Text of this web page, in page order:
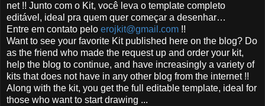
net !! Junto com o Kit, você leva o template completo
editável, ideal pra quem quer começar a desenhar…
Entre em contato pelo erojkit@gmail.com !!
Want to see your favorite Kit published here on the blog? Do
as the friend who made the request up and order your kit,
help the blog to continue, and have increasingly a variety of
kits that does not have in any other blog from the internet !!
Along with the kit, you get the full editable template, ideal for
those who want to start drawing ...